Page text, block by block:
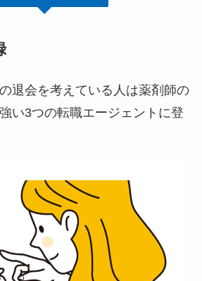
退会を考えている人は薬剤師の
い3つの転職エージェントに登